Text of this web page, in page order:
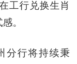
工行兑换生肖
。
行将持续秉